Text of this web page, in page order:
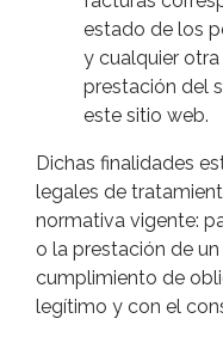
estado de los
y cualquier
prestación del
este sitio web.
Dichas finalidades
legales de
normativa vigente:
o la prestación de
cumplimiento de
legítimo y con el